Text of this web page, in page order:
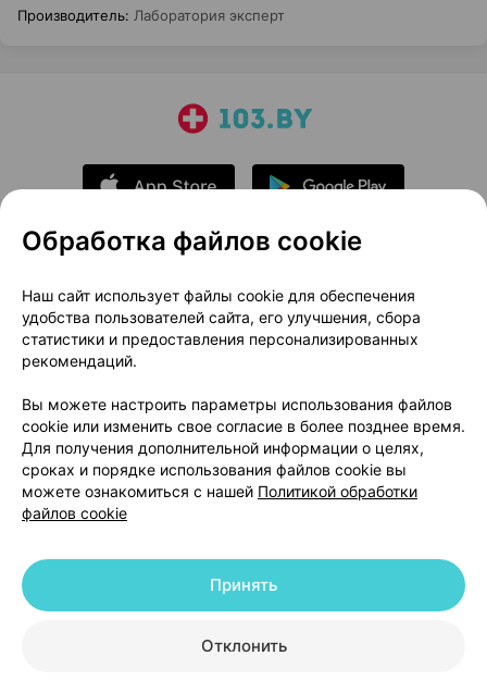
Производитель: Лаборатория эксперт
О проекте
Новости проекта
Размещение рекламы
Медицинский маркетинг
Публичный договор
Доставка
Способы оплаты
Вакансии
Партнеры
Написать руководителю 103.by
Написать в поддержку
Персональные настройки Cookie
© 2026 ООО «Артокс Лаб», УНП 191700409 | 220012, Республика Беларусь,
+375 291212755
Обработка файлов cookie
Наш сайт использует файлы cookie для обеспечения
удобства пользователей сайта, его улучшения, сбора
статистики и предоставления персонализированных
рекомендаций.
Вы можете настроить параметры использования файлов
cookie или изменить свое согласие в более позднее время.
Для получения дополнительной информации о целях,
сроках и порядке использования файлов cookie вы
можете ознакомиться с нашей Политикой обработки
файлов cookie
Отклонить
Принять